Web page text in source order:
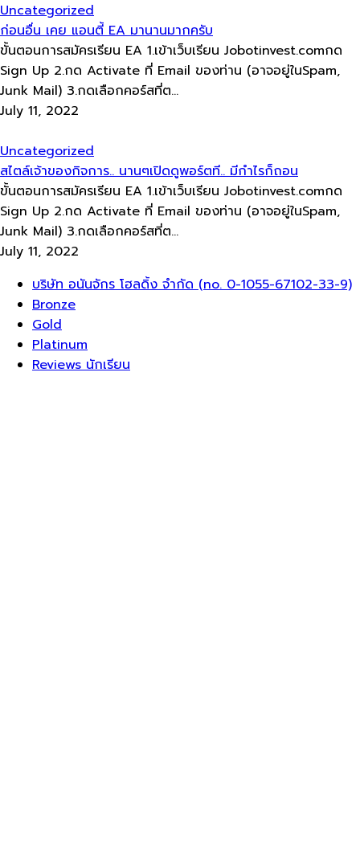
Uncategorized
ก่อนอื่น เคย แอนตี้ EA มานานมากครับ
ขั้นตอนการสมัครเรียน​ EA 1.เข้าเว็บ​เรียน Jobotinvest.comกด
Sign Up 2.กด Activate ที่ Email ของท่าน​ (อาจอยู่ใน​Spam,
Junk Mail) 3.กดเลือกคอร์สที่ต...
July 11, 2022
Uncategorized
สไตล์​เจ้าของกิจการ.. นานๆเปิดดูพอร์ตที.. มีกำไรก็ถอน
ขั้นตอนการสมัครเรียน​ EA 1.เข้าเว็บ​เรียน Jobotinvest.comกด
Sign Up 2.กด Activate ที่ Email ของท่าน​ (อาจอยู่ใน​Spam,
Junk Mail) 3.กดเลือกคอร์สที่ต...
July 11, 2022
Menuบริษัท อนันจักร โฮลดิ้ง จำกัด (no. 0-1055-67102-33-9)
Bronze
Gold
Platinum
Reviews นักเรียน